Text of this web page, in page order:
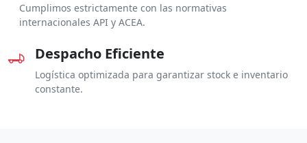
Cumplimos estrictamente con las normativas
internacionales API y ACEA.
Despacho Eficiente
Logística optimizada para garantizar stock e inventario
constante.